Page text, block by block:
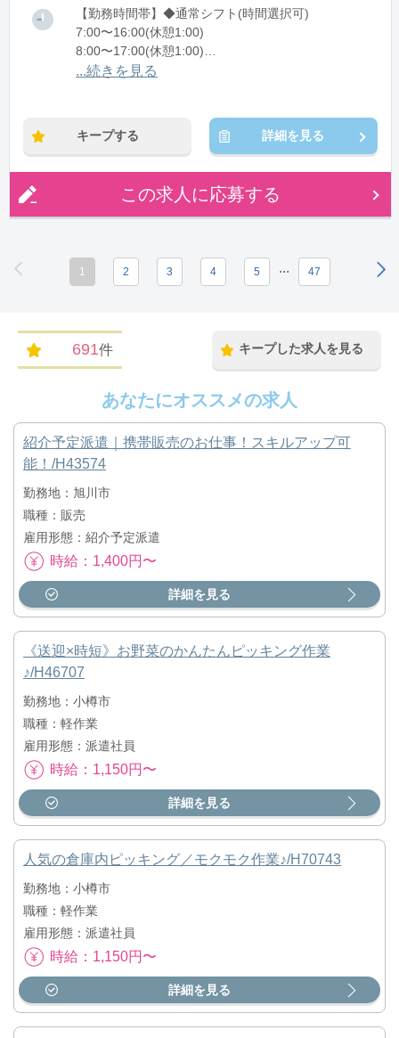
【勤務時間帯】◆通常シフト(時間選択可)
7:00〜16:00(休憩1:00)
8:00〜17:00(休憩1:00)
12:00〜21:00(休憩1:00)
...続きを見る
キープする 詳細を見る
この求人に応募する
1 2 3 4 5 ... 47
691件 キープした求人を見る
あなたにオススメの求人
紹介予定派遣｜携帯販売のお仕事！スキルアップ可
能！/H43574
勤務地：旭川市
職種：販売
雇用形態：紹介予定派遣
時給：1,400円〜
詳細を見る
《送迎×時短》お野菜のかんたんピッキング作業
♪/H46707
勤務地：小樽市
職種：軽作業
雇用形態：派遣社員
時給：1,150円〜
詳細を見る
人気の倉庫内ピッキング／モクモク作業♪/H70743
勤務地：小樽市
職種：軽作業
雇用形態：派遣社員
時給：1,150円〜
詳細を見る